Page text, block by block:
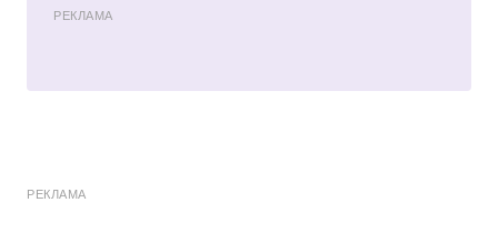
РЕКЛАМА
РЕКЛАМА